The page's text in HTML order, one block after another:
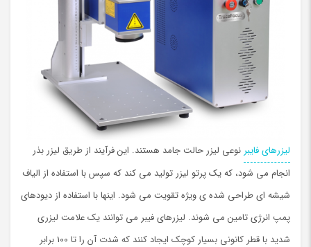
لیزرهای فایبر نوعی لیزر حالت جامد هستند. این فرآیند از طریق لیزر بذر
انجام می شود، که یک پرتو لیزر تولید می کند که سپس با استفاده از الیاف
شیشه ای طراحی شده ی ویژه تقویت می شود. اینها با استفاده از دیودهای
پمپ انرژی تامین می شوند. لیزرهای فیبر می توانند یک علامت لیزری
شدید با قطر کانونی بسیار کوچک ایجاد کنند که شدت آن را تا 100 برابر